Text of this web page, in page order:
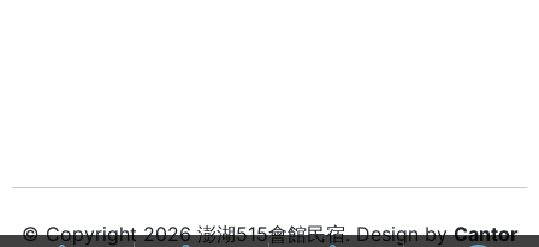
© Copyright 2026 澎湖515會館民宿. Design byCantor